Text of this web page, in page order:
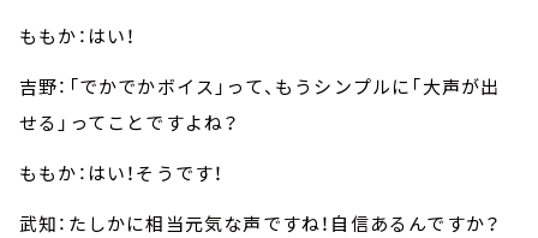
ももか：はい！
吉野：「でかでかボイス」って、もうシンプルに「大声が出
せる」ってことですよね？
ももか：はい！そうです！
武知：たしかに相当元気な声ですね！自信あるんですか？